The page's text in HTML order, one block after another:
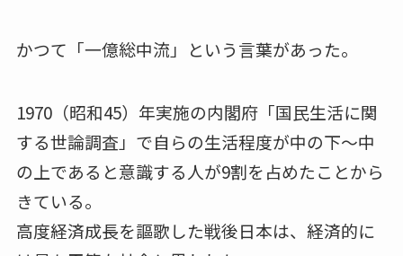
かつて「一億総中流」という言葉があった。
1970（昭和45）年実施の内閣府「国民生活に関
する世論調査」で自らの生活程度が中の下～中
の上であると意識する人が9割を占めたことから
きている。
高度経済成長を謳歌した戦後日本は、経済的に